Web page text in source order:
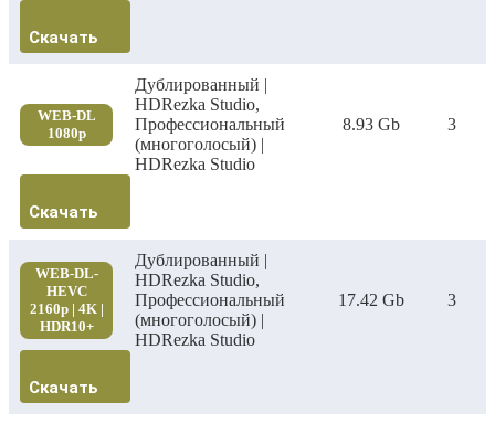
Скачать
WEB-DL
1080p
Дублированный |
HDRezka Studio,
Профессиональный
(многоголосый) |
HDRezka Studio
8.93 Gb 3
Скачать
WEB-DL-
HEVC
2160p | 4K |
HDR10+
Дублированный |
HDRezka Studio,
Профессиональный
(многоголосый) |
HDRezka Studio
17.42 Gb 3
Скачать